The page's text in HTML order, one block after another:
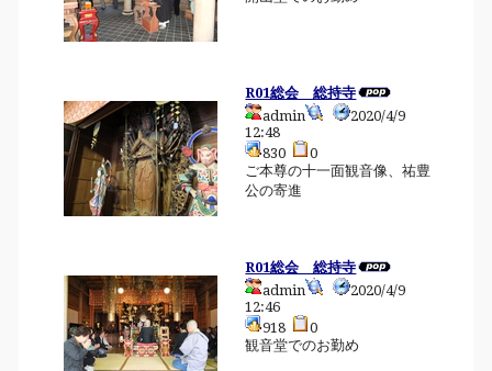
R01総会 総持寺
admin
2020/4/9
12:48
830
0
ご本尊の十一面観音像、祐豊
公の寄進
R01総会 総持寺
admin
2020/4/9
12:46
918
0
観音堂でのお勤め